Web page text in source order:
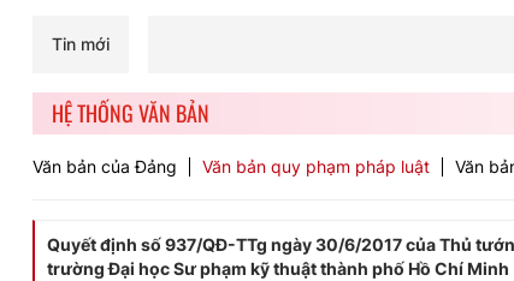
Tin mới
HỆ THỐNG VĂN BẢN
Văn bản của Đảng Văn bản quy phạm pháp luật Văn
Quyết định số 937/QĐ-TTg ngày 30/6/2017 của Thủ
trường Đại học Sư phạm kỹ thuật thành phố Hồ Chí Minh